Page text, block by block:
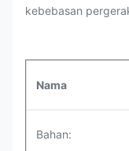
kebebasan
Nama
Bahan: